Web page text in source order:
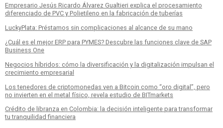
Empresario Jesús Ricardo Álvarez Gualtieri explica el procesamiento
diferenciado de PVC y Polietileno en la fabricación de tuberías
LuckyPlata: Préstamos sin complicaciones al alcance de su mano
¿Cuál es el mejor ERP para PYMES? Descubre las funciones clave de SAP
Business One
Negocios híbridos: cómo la diversificación y la digitalización impulsan el
crecimiento empresarial
Los tenedores de criptomonedas ven a Bitcoin como “oro digital”, pero
no invierten en el metal físico, revela estudio de BITmarkets
Crédito de libranza en Colombia: la decisión inteligente para transformar
tu tranquilidad financiera